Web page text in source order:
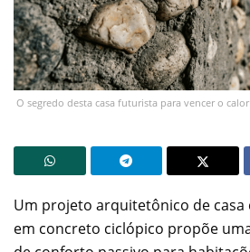
O segredo desta casa futurista para vencer o
Um projeto arquitetônico de casa
em concreto ciclópico propõe